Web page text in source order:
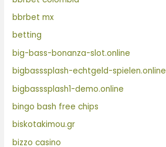
bbrbet mx
betting
big-bass-bonanza-slot.online
bigbasssplash-echtgeld-spielen.online
bigbasssplash1-demo.online
bingo bash free chips
biskotakimou.gr
bizzo casino